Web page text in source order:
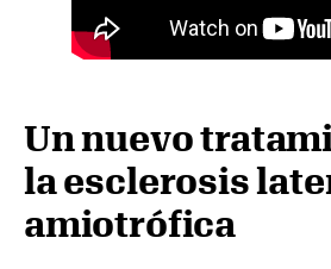
Un nuevo
la esclerosis
amiotrófica